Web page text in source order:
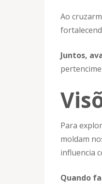
Ao
Juntos,
Para
moldam
influencia
Quando